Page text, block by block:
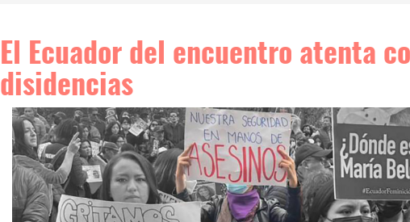
El Ecuador del encuentro atenta
disidencias